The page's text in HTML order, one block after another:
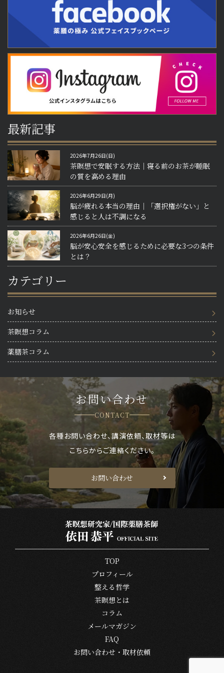
最新記事
2026年7月26日(日)
茶瞑想で安眠する方法｜寝る前のお茶が睡眠
の質を高める理由
2026年6月29日(月)
脳が疲れる本当の理由｜「選択権がない」と
感じると人は不調になる
2026年6月26日(金)
脳が安心安全を感じるために必要な3つの条件
とは？
カテゴリー
お知らせ
茶瞑想コラム
薬膳茶コラム
お問い合わせ
CONTACT
各種お問い合わせ、講演依頼、取材等は
こちらからご連絡ください。
お問い合わせ
TOP
プロフィール
整える哲学
茶瞑想とは
コラム
メールマガジン
FAQ
お問い合わせ・取材依頼